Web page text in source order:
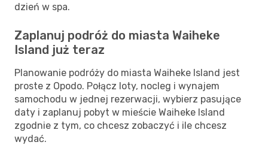
dzień w spa.
Zaplanuj podróż do miasta Waiheke
Island już teraz
Planowanie podróży do miasta Waiheke Island jest
proste z Opodo. Połącz loty, nocleg i wynajem
samochodu w jednej rezerwacji, wybierz pasujące
daty i zaplanuj pobyt w mieście Waiheke Island
zgodnie z tym, co chcesz zobaczyć i ile chcesz
wydać.